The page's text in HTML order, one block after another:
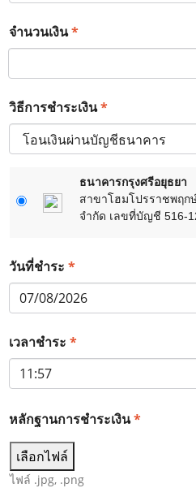
จำนวนเงิน*
วิธีการชำระเงิน*
ธนาคารกรุงศรีอยุธยา
สาขาโฮมโปรราชพฤ
จำกัด เลขที่บัญชี 516-
วันที่ชำระ *
เวลาชำระ *
หลักฐานการชำระเงิน*
เลือกไฟล์
ไฟล์ .jpg, .png